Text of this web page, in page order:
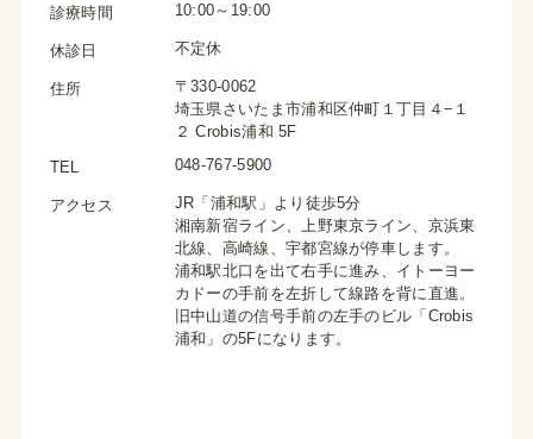
診療時間 10:00～19:00
休診日 不定休
住所
〒330-0062
埼玉県さいたま市浦和区仲町１丁目４−１
２ Crobis浦和 5F
TEL 048-767-5900
アクセス
JR「浦和駅」より徒歩5分
湘南新宿ライン、上野東京ライン、京浜東
北線、高崎線、宇都宮線が停車します。
浦和駅北口を出て右手に進み、イトーヨー
カドーの手前を左折して線路を背に直進。
旧中山道の信号手前の左手のビル「Crobis
浦和」の5Fになります。